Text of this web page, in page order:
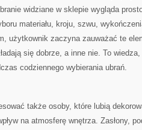
widziane w sklepie wygląda
materiału, kroju, szwu,
użytkownik zaczyna zauważać te
się dobrze, a inne nie. To
codziennego wybierania ubrań.
także osoby, które lubią
na atmosferę wnętrza. Zasłony,